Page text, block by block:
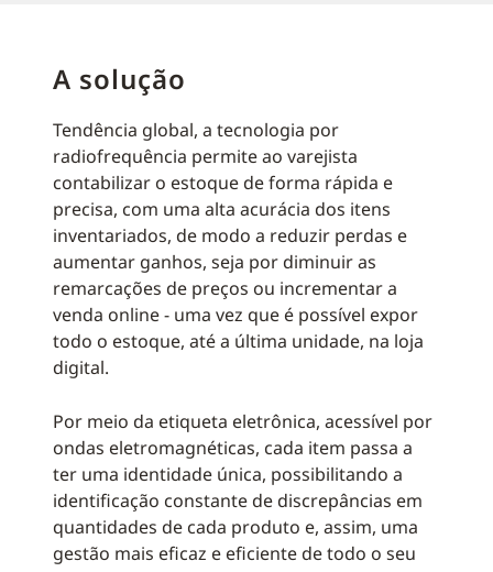
A solução
Tendência global, a tecnologia por
radiofrequência permite ao varejista
contabilizar o estoque de forma rápida e
precisa, com uma alta acurácia dos itens
inventariados, de modo a reduzir perdas e
aumentar ganhos, seja por diminuir as
remarcações de preços ou incrementar a
venda online - uma vez que é possível expor
todo o estoque, até a última unidade, na loja
digital.
Por meio da etiqueta eletrônica, acessível por
ondas eletromagnéticas, cada item passa a
ter uma identidade única, possibilitando a
identificação constante de discrepâncias em
quantidades de cada produto e, assim, uma
gestão mais eficaz e eficiente de todo o seu